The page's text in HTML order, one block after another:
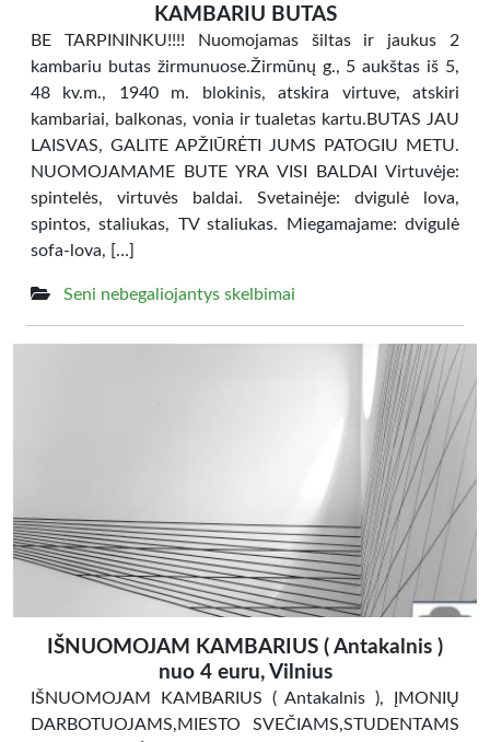
KAMBARIU BUTAS
BE TARPININKU!!!! Nuomojamas šiltas ir jaukus 2
kambariu butas žirmunuose.Žirmūnų g., 5 aukštas iš 5,
48 kv.m., 1940 m. blokinis, atskira virtuve, atskiri
kambariai, balkonas, vonia ir tualetas kartu.BUTAS JAU
LAISVAS, GALITE APŽIŪRĖTI JUMS PATOGIU METU.
NUOMOJAMAME BUTE YRA VISI BALDAI Virtuvėje:
spintelės, virtuvės baldai. Svetainėje: dvigulė lova,
spintos, staliukas, TV staliukas. Miegamajame: dvigulė
sofa-lova, […]
Seni nebegaliojantys skelbimai
IŠNUOMOJAM KAMBARIUS ( Antakalnis )
nuo 4 euru, Vilnius
IŠNUOMOJAM KAMBARIUS ( Antakalnis ), ĮMONIŲ
DARBOTUOJAMS,MIESTO SVEČIAMS,STUDENTAMS